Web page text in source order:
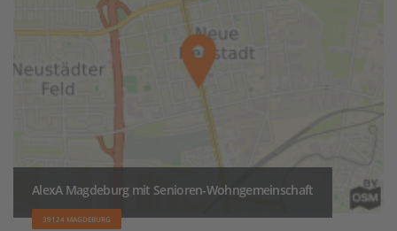
AlexA Magdeburg mit Senioren-Wohngemeinschaft
39124 MAGDEBURG